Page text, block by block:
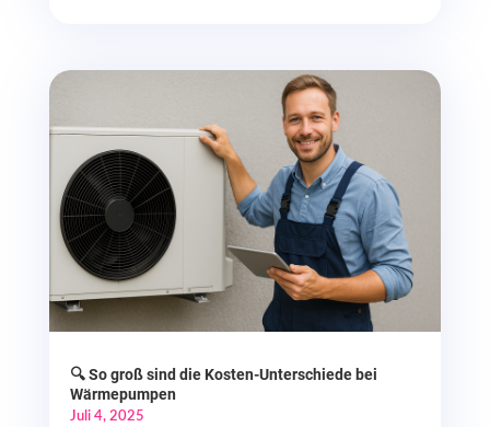
🔍 So groß sind die Kosten-Unterschiede bei
Wärmepumpen
Juli 4, 2025